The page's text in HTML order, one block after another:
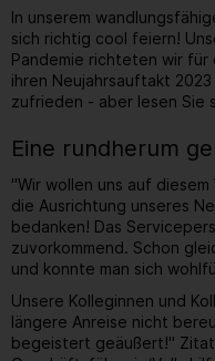
In unserem
sich richtig cool feiern!
Pandemie richteten wir für
ihren Neujahrsauftakt
zufrieden - aber lesen Sie
Eine rundherum
"Wir wollen uns auf
die Ausrichtung unseres
bedanken! Das
zuvorkommend. Schon
und konnte man sich
Unsere Kolleginnen und
längere Anreise nicht
begeistert geäußert!" Zitat